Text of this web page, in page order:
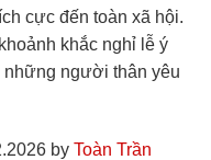
cực đến toàn xã hội.
khắc nghỉ lễ ý
những người thân yêu
by Toàn Trần